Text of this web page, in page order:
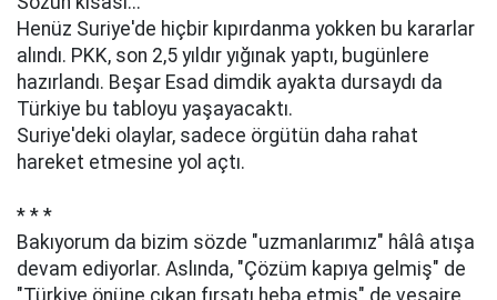
Henüz Suriye'de hiçbir kıpırdanma yokken bu kararlar
alındı. PKK, son 2,5 yıldır yığınak yaptı, bugünlere
hazırlandı. Beşar Esad dimdik ayakta dursaydı da
Türkiye bu tabloyu yaşayacaktı.
Suriye'deki olaylar, sadece örgütün daha rahat
hareket etmesine yol açtı.
* * *
Bakıyorum da bizim sözde "uzmanlarımız" hâlâ atışa
devam ediyorlar. Aslında, "Çözüm kapıya gelmiş" de
"Türkiye önüne çıkan fırsatı heba etmiş" de vesaire,